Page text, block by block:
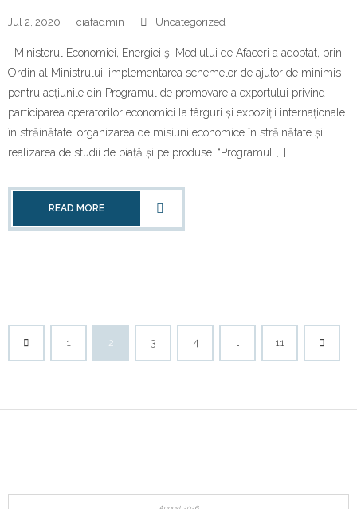
Jul 2, 2020 ciafadmin Uncategorized
Ministerul Economiei, Energiei şi Mediului de Afaceri a adoptat, prin
Ordin al Ministrului, implementarea schemelor de ajutor de minimis
pentru acțiunile din Programul de promovare a exportului privind
participarea operatorilor economici la târguri și expoziții internaționale
în străinătate, organizarea de misiuni economice în străinătate și
realizarea de studii de piață și pe produse. “Programul […]
READ MORE
1 2 3 4 … 11